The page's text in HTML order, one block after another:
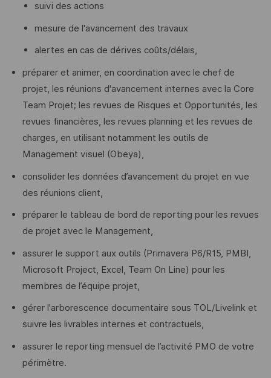
suivi des actions
mesure de l'avancement des travaux
alertes en cas de dérives coûts/délais,
préparer et animer, en coordination avec le chef de
projet, les réunions d'avancement internes avec la Core
Team Projet; les revues de Risques et Opportunités, les
revues financières, les revues planning et les revues de
charges, en utilisant notamment les outils de
Management visuel (Obeya),
consolider les données d’avancement du projet en vue
des réunions client,
préparer le tableau de bord de reporting pour les revues
de projet avec le Management,
assurer le support aux outils (Primavera P6/R15, PMBI,
Microsoft Project, Excel, Team On Line) pour les
membres de l’équipe projet,
gérer l'arborescence documentaire sous TOL/Livelink et
suivre les livrables internes et contractuels,
assurer le reporting mensuel de l’activité PMO de votre
périmètre.